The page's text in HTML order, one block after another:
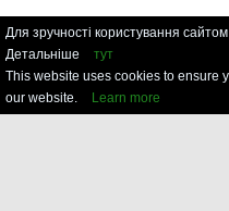
Для зручності користування
Детальніше
тут
This website uses cookies to ensure
our website.
Learn more